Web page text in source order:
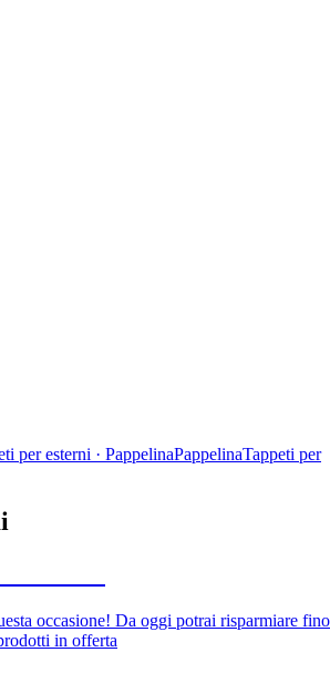
per esterni · PappelinaPappelinaTappeti per
occasione! Da oggi potrai risparmiare fino
in offerta